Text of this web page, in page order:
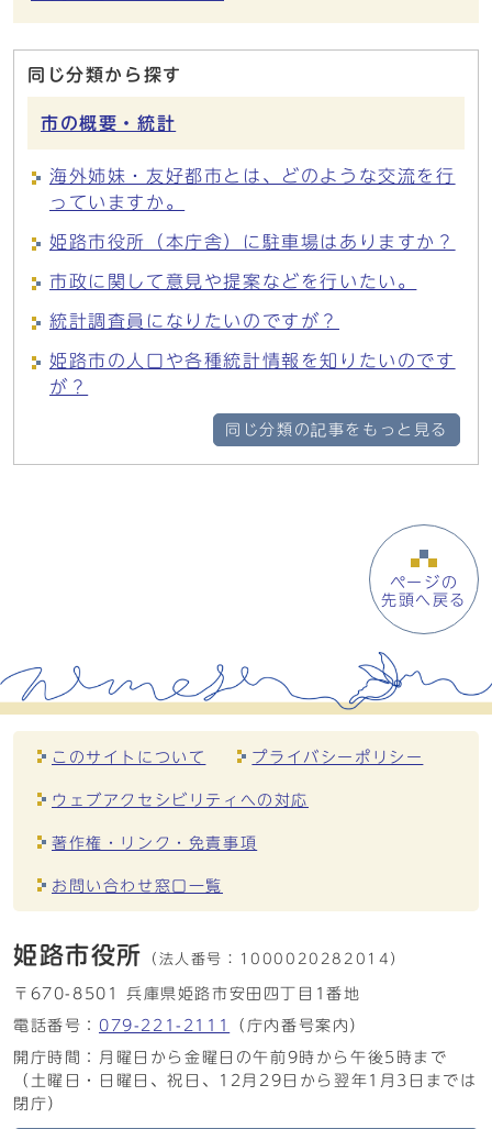
同じ分類から探す
市の概要・統計
海外姉妹・友好都市とは、どのような交流を行
っていますか。
姫路市役所（本庁舎）に駐車場はありますか？
市政に関して意見や提案などを行いたい。
統計調査員になりたいのですが？
姫路市の人口や各種統計情報を知りたいのです
が？
同じ分類の記事をもっと見る
ページの
先頭へ戻る
このサイトについて プライバシーポリシー
ウェブアクセシビリティへの対応
著作権・リンク・免責事項
お問い合わせ窓口一覧
姫路市役所 （法人番号： 1000020282014）
〒670-8501 兵庫県姫路市安田四丁目1番地
電話番号： 079-221-2111
（庁内番号案内）
開庁時間：月曜日から金曜日の午前9時から午後5時まで
（土曜日・日曜日、祝日、12月29日から翌年1月3日までは
閉庁）